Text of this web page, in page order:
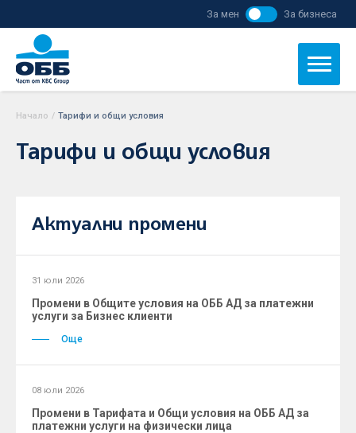
За мен За бизнеса
Начало / Тарифи и общи условия
Тарифи и общи условия
Актуални промени
31 юли 2026
Промени в Общите условия на ОББ АД за платежни
услуги за Бизнес клиенти
Още
08 юли 2026
Промени в Тарифата и Общи условия на ОББ АД за
платежни услуги на физически лица